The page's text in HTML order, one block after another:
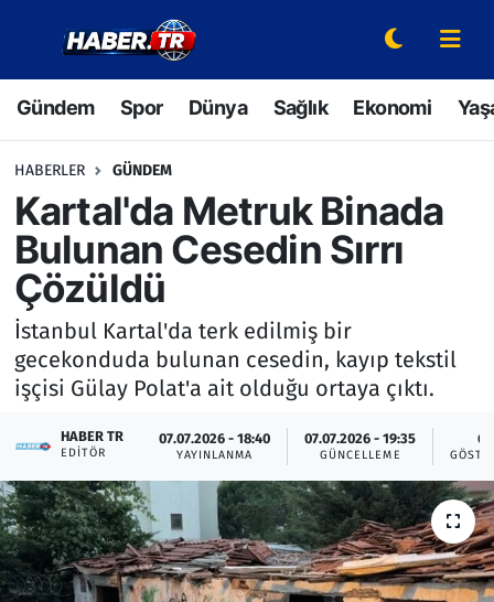
Gündem Spor Dünya Sağlık Ekonomi
HABERLER GÜNDEM
Kartal'da Metruk Binada
Bulunan Cesedin Sırrı
Çözüldü
İstanbul Kartal'da terk edilmiş bir
gecekonduda bulunan cesedin, kayıp tekstil
işçisi Gülay Polat'a ait olduğu ortaya çıktı.
HABER TR
EDITÖR
07.07.2026 - 18:40
YAYINLANMA
07.07.2026 - 19:35
GÜNCELLEME
6
Gündem
Spor
Dünya
Sağlık
Ekonomi
Yaşam
Bilim ve Teknoloji
Çevre & Doğa
Eğitim
Hava Durumu
Trafik Durumu
Süper Lig Puan Durumu ve Fikstür
Tüm Manşetler
Son Dakika Haberleri
Haber Arşivi